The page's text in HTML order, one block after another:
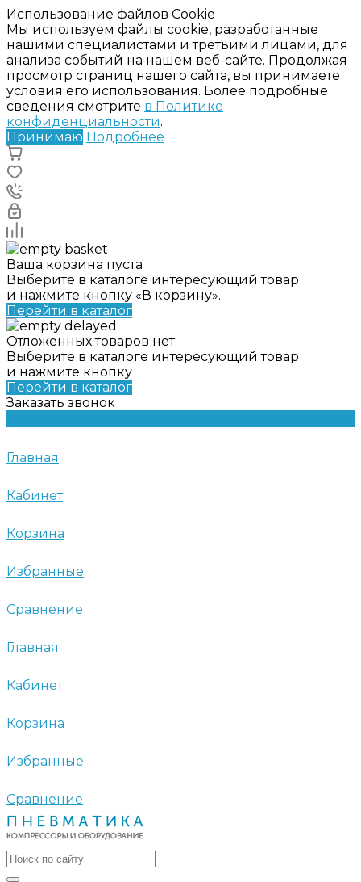
Использование файлов Cookie
Мы используем файлы cookie, разработанные
нашими специалистами и третьими лицами, для
анализа событий на нашем веб-сайте. Продолжая
просмотр страниц нашего сайта, вы принимаете
условия его использования. Более подробные
сведения смотрите в Политике
конфиденциальности.
Принимаю Подробнее
Ваша корзина пуста
Выберите в каталоге интересующий товар
и нажмите кнопку «В корзину».
Перейти в каталог
Отложенных товаров нет
Выберите в каталоге интересующий товар
и нажмите кнопку
Перейти в каталог
Заказать звонок
Главная
Кабинет
Корзина
Избранные
Сравнение
Главная
Кабинет
Корзина
Избранные
Сравнение